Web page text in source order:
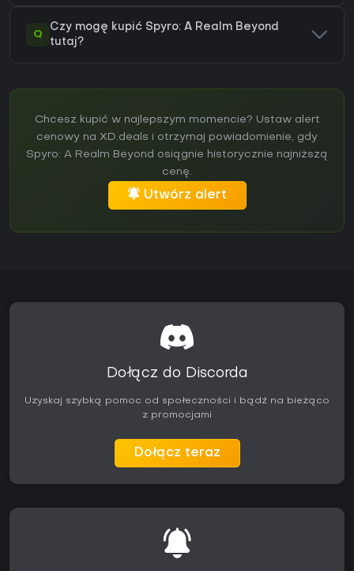
Q
Czy mogę kupić Spyro: A Realm Beyond
tutaj?
Chcesz kupić w najlepszym momencie? Ustaw alert
cenowy na XD.deals i otrzymaj powiadomienie, gdy
Spyro: A Realm Beyond osiągnie historycznie najniższą
cenę.
Utwórz alert
Dołącz do Discorda
Uzyskaj szybką pomoc od społeczności i bądź na bieżąco
z promocjami
Dołącz teraz